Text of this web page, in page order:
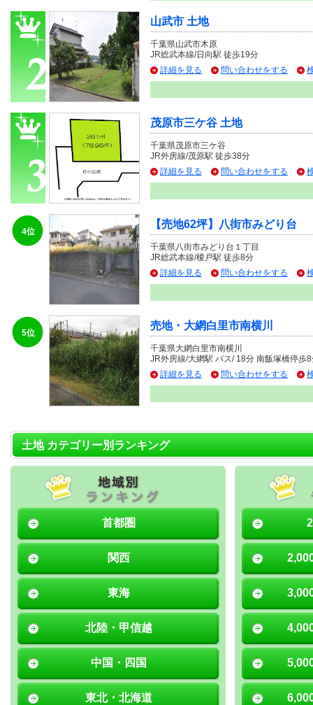
山武市 土地
千葉県山武市木原
JR総武本線/日向駅 徒歩19分
詳細を見る
問い合わせをする
茂原市三ケ谷 土地
千葉県茂原市三ケ谷
JR外房線/茂原駅 徒歩38分
詳細を見る
問い合わせをする
4位
【売地62坪】八街市みどり台
千葉県八街市みどり台１丁目
JR総武本線/榎戸駅 徒歩8分
詳細を見る
問い合わせをする
5位
売地・大網白里市南横川
千葉県大網白里市南横川
JR外房線/大網駅 バス/ 18分 南飯塚橋停歩
詳細を見る
問い合わせをする
土地 カテゴリー別ランキング
首都圏
関西
東海
北陸・甲信越
中国・四国
東北・北海道